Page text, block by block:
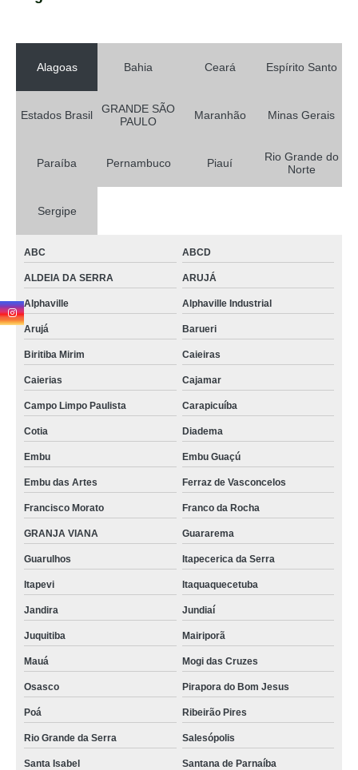
Alagoas Bahia Ceará Espírito Santo
Estados Brasil
GRANDE SÃO
PAULO
Maranhão Minas Gerais
Paraíba Pernambuco Piauí
Rio Grande do
Norte
Sergipe
ABC ABCD
ALDEIA DA SERRA ARUJÁ
Alphaville Alphaville Industrial
Arujá Barueri
Biritiba Mirim Caieiras
Caierias Cajamar
Campo Limpo Paulista Carapicuíba
Cotia Diadema
Embu Embu Guaçú
Embu das Artes Ferraz de Vasconcelos
Francisco Morato Franco da Rocha
GRANJA VIANA Guararema
Guarulhos Itapecerica da Serra
Itapevi Itaquaquecetuba
Jandira Jundiaí
Juquitiba Mairiporã
Mauá Mogi das Cruzes
Osasco Pirapora do Bom Jesus
Poá Ribeirão Pires
Rio Grande da Serra Salesópolis
Santa Isabel Santana de Parnaíba